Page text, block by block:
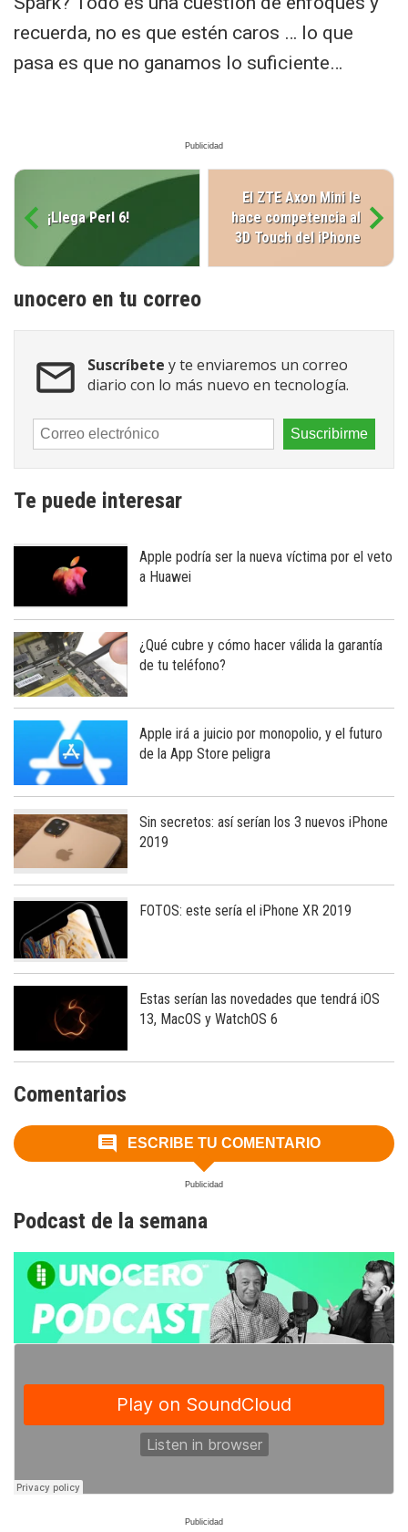
recuerda, no es que estén caros … lo que
pasa es que no ganamos lo suficiente…
¡Llega Perl 6!
El ZTE Axon Mini le
hace competencia al
3D Touch del iPhone
unocero en tu correo
Suscríbete y te enviaremos un correo
diario con lo más nuevo en tecnología.
Te puede interesar
Apple podría ser la nueva víctima por el veto
a Huawei
¿Qué cubre y cómo hacer válida la garantía
de tu teléfono?
Apple irá a juicio por monopolio, y el futuro
de la App Store peligra
Sin secretos: así serían los 3 nuevos iPhone
2019
FOTOS: este sería el iPhone XR 2019
Estas serían las novedades que tendrá iOS
13, MacOS y WatchOS 6
Comentarios
ESCRIBE TU COMENTARIO
Podcast de la semana